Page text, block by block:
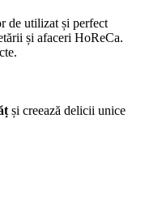
de utilizat și perfect
și afaceri HoReCa.
și creează delicii unice